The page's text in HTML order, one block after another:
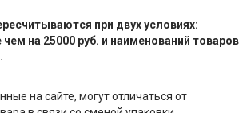
при двух условиях:
чем на 25000 руб. и наименований товаров
на сайте, могут отличаться от